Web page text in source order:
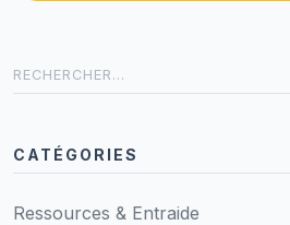
CATÉGORIES
Ressources & Entraide